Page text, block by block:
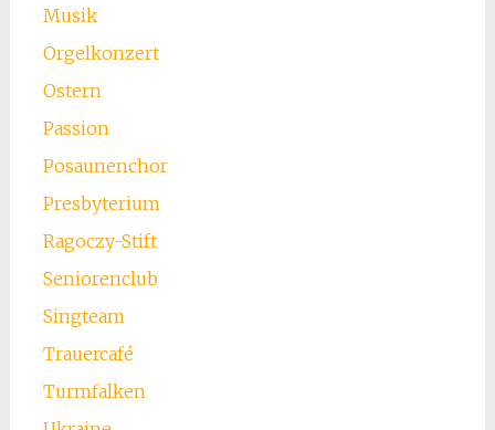
Musik
Orgelkonzert
Ostern
Passion
Posaunenchor
Presbyterium
Ragoczy-Stift
Seniorenclub
Singteam
Trauercafé
Turmfalken